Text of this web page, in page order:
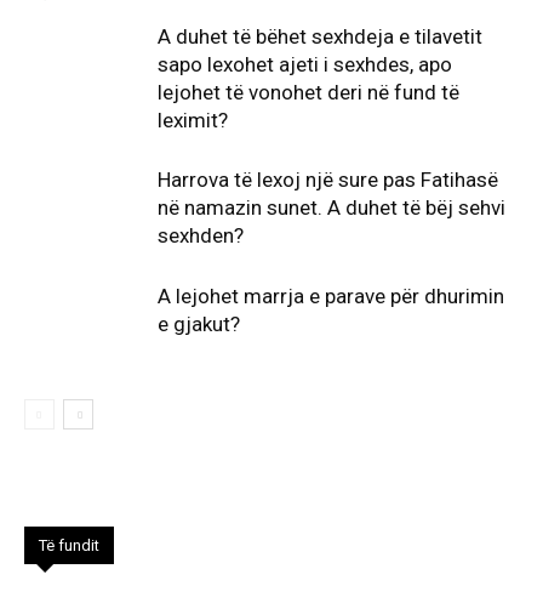
A duhet të bëhet sexhdeja e tilavetit
sapo lexohet ajeti i sexhdes, apo
lejohet të vonohet deri në fund të
leximit?
Harrova të lexoj një sure pas Fatihasë
në namazin sunet. A duhet të bëj sehvi
sexhden?
A lejohet marrja e parave për dhurimin
e gjakut?
Të fundit